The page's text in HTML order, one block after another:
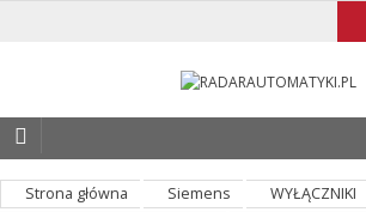
Strona główna Siemens
WYŁĄCZNIKI